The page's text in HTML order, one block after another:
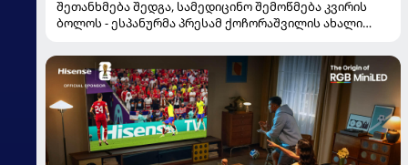
შეთანხმება შედგა, სამედიცინო შემოწმება კვირის
ბოლოს - ესპანურმა პრესამ ქოჩორაშვილის ახალი